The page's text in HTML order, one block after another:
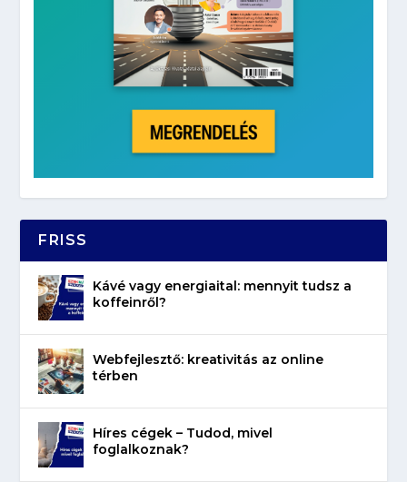
FRISS
Kávé vagy energiaital: mennyit tudsz a
koffeinről?
Webfejlesztő: kreativitás az online
térben
Híres cégek – Tudod, mivel
foglalkoznak?